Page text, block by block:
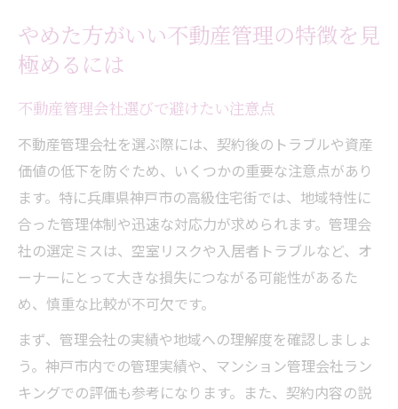
やめた方がいい不動産管理の特徴を見
極めるには
不動産管理会社選びで避けたい注意点
不動産管理会社を選ぶ際には、契約後のトラブルや資産
価値の低下を防ぐため、いくつかの重要な注意点があり
ます。特に兵庫県神戸市の高級住宅街では、地域特性に
合った管理体制や迅速な対応力が求められます。管理会
社の選定ミスは、空室リスクや入居者トラブルなど、オ
ーナーにとって大きな損失につながる可能性があるた
め、慎重な比較が不可欠です。
まず、管理会社の実績や地域への理解度を確認しましょ
う。神戸市内での管理実績や、マンション管理会社ラン
キングでの評価も参考になります。また、契約内容の説